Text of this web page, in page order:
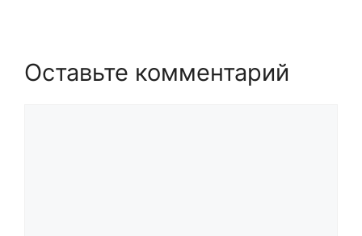
Оставьте комментарий